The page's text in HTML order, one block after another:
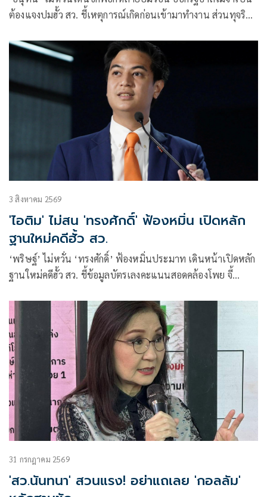
ต้องแจงปมฮั้ว สว. ชี้เหตุการณ์เกิดก่อนเข้ามาทำงาน ส่วนทุจริต
3 สิงหาคม 2569
'ไอติม' ไม่สน 'ทรงศักดิ์' ฟ้องหมิ่น เปิดหลัก
ฐานใหม่คดีฮั้ว สว.
‘พริษฐ์’ ไม่หวั่น ‘ทรงศักดิ์’ ฟ้องหมิ่นประมาท เดินหน้าเปิดหลัก
ฐานใหม่คดีฮั้ว สว. ชี้ข้อมูลบัตรเลงคะแนนสอดคล้องโพย จี้
31 กรกฎาคม 2569
'สว.นันทนา' สวนแรง! อย่าแถเลย 'กอลลัม'